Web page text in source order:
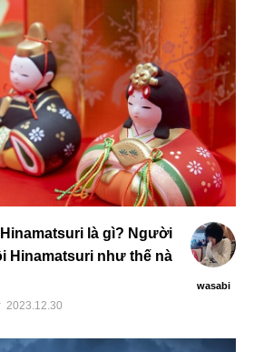
là gì? Người
Hinamatsuri như thế nà
wasabi
2023.12.30